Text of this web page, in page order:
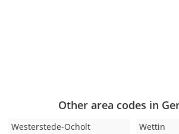
Other area codes in
Westerstede-Ocholt Wettin